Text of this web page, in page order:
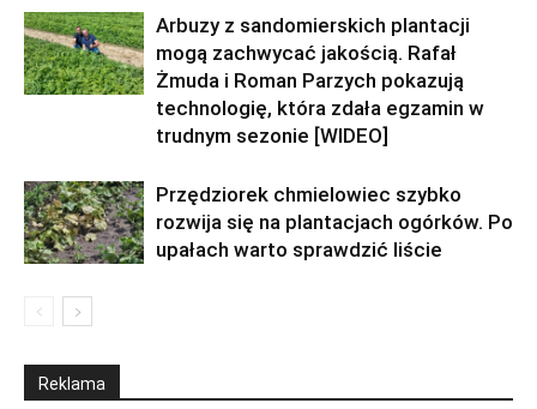
Arbuzy z sandomierskich plantacji
mogą zachwycać jakością. Rafał
Żmuda i Roman Parzych pokazują
technologię, która zdała egzamin w
trudnym sezonie [WIDEO]
Przędziorek chmielowiec szybko
rozwija się na plantacjach ogórków. Po
upałach warto sprawdzić liście
Reklama